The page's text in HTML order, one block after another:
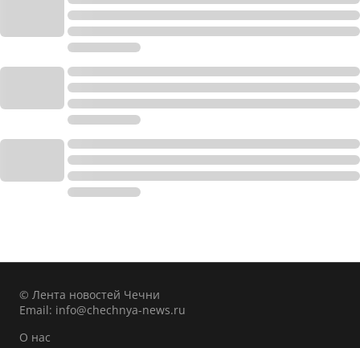
© Лента новостей Чечни
Email: info@chechnya-news.ru
О нас